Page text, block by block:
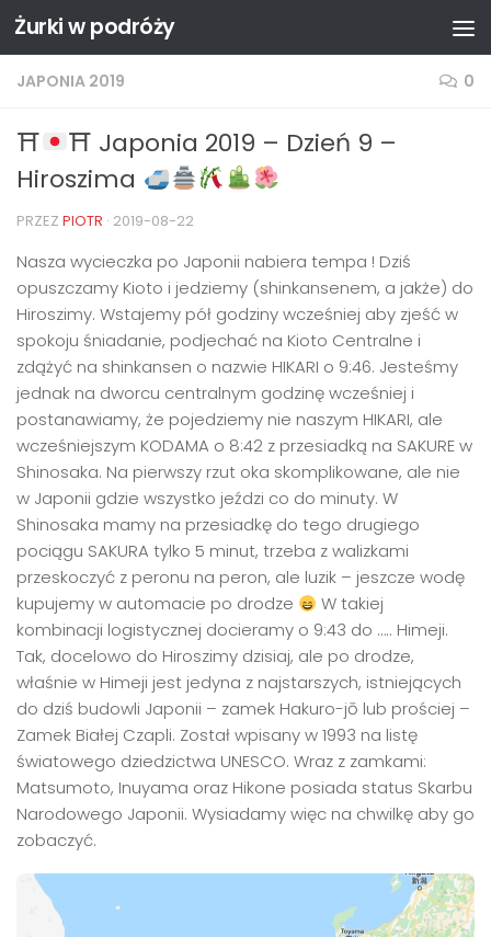
Przejdź do treści
Żurki w podróży
JAPONIA 2019 0
⛩
⛩ Japonia 2019 – Dzień 9 –
Hiroszima
PRZEZ PIOTR · 2019-08-22
Nasza wycieczka po Japonii nabiera tempa ! Dziś
opuszczamy Kioto i jedziemy (shinkansenem, a jakże) do
Hiroszimy. Wstajemy pół godziny wcześniej aby zjeść w
spokoju śniadanie, podjechać na Kioto Centralne i
zdążyć na shinkansen o nazwie HIKARI o 9:46. Jesteśmy
jednak na dworcu centralnym godzinę wcześniej i
postanawiamy, że pojedziemy nie naszym HIKARI, ale
wcześniejszym KODAMA o 8:42 z przesiadką na SAKURE w
Shinosaka. Na pierwszy rzut oka skomplikowane, ale nie
w Japonii gdzie wszystko jeździ co do minuty. W
Shinosaka mamy na przesiadkę do tego drugiego
pociągu SAKURA tylko 5 minut, trzeba z walizkami
przeskoczyć z peronu na peron, ale luzik – jeszcze wodę
kupujemy w automacie po drodze
W takiej
kombinacji logistycznej docieramy o 9:43 do ….. Himeji.
Tak, docelowo do Hiroszimy dzisiaj, ale po drodze,
właśnie w Himeji jest jedyna z najstarszych, istniejących
do dziś budowli Japonii – zamek Hakuro-jō lub prościej –
Zamek Białej Czapli. Został wpisany w 1993 na listę
światowego dziedzictwa UNESCO. Wraz z zamkami:
Matsumoto, Inuyama oraz Hikone posiada status Skarbu
Narodowego Japonii. Wysiadamy więc na chwilkę aby go
zobaczyć.